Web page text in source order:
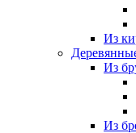
Из
Из
Из